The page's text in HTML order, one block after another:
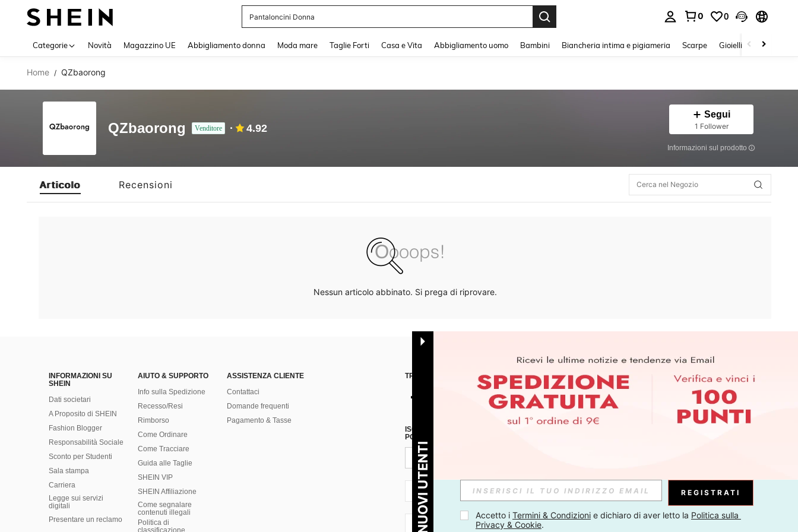
Pantaloncini Donna
0 0
Categorie Novità Magazzino UE Abbigliamento donna Moda mare Taglie Forti Casa e Vita Abbigliamento uomo Bambini Biancheria intima e pigiameria Scarpe Gioielli E Accessori
Home / QZbaorong
QZbaorong Venditore 4.92
Segui
1 Follower
Informazioni sul prodotto
Articolo Recensioni
Nessun articolo abbinato. Si prega di riprovare.
INFORMAZIONI SU
SHEIN
Dati societari
A Proposito di SHEIN
Fashion Blogger
Responsabilità Sociale
Sconto per Studenti
Sala stampa
Carriera
Legge sui servizi
digitali
Presentare un reclamo
AIUTO & SUPPORTO
Info sulla Spedizione
Recesso/Resi
Rimborso
Come Ordinare
Come Tracciare
Guida alle Taglie
SHEIN VIP
SHEIN Affiliazione
Come segnalare
contenuti illegali
Politica di
classificazione
ASSISTENZA CLIENTE
Contattaci
Domande frequenti
Pagamento & Tasse
TROVACI SU APP
ISCRIVITI ALLA NOSTRA NEWSLETTER PER SCOPRIRE LE ULTIME TENDENZE IN ANTEPRIMA! (È
POSSIBILE ANNULLARE LA SOTTOSCRIZIONE IN QUALSIASI MOMENTO).
IT + 39 Abbonati
IT + 39
PER I NUOVI UTENTI REGISTRATI
Accetto i Termini & Condizioni e dichiaro di aver letto la Politica sulla
Privacy & Cookie.